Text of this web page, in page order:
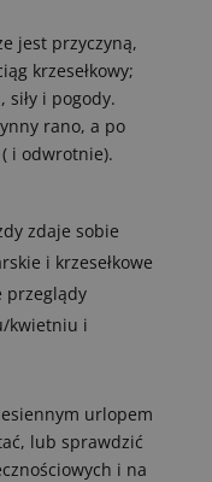
jest przyczyną,
krzesełkowy;
siły i pogody.
rano, a po
i odwrotnie).
zdaje sobie
i krzesełkowe
przeglądy
kwietniu i
urlopem
lub sprawdzić
i na